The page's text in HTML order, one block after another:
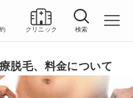
クリニック 検索
脱毛、料金について